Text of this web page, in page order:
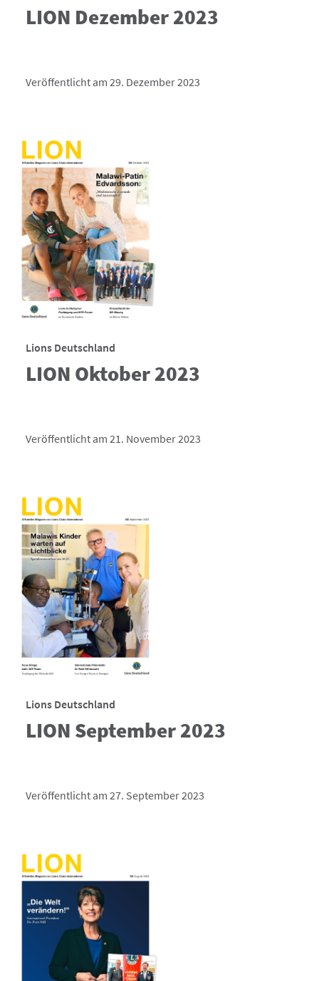
LION Dezember 2023
Veröffentlicht am 29. Dezember 2023
Lions Deutschland
LION Oktober 2023
Veröffentlicht am 21. November 2023
Lions Deutschland
LION September 2023
Veröffentlicht am 27. September 2023